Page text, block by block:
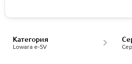
Lowara e-SV
Категория